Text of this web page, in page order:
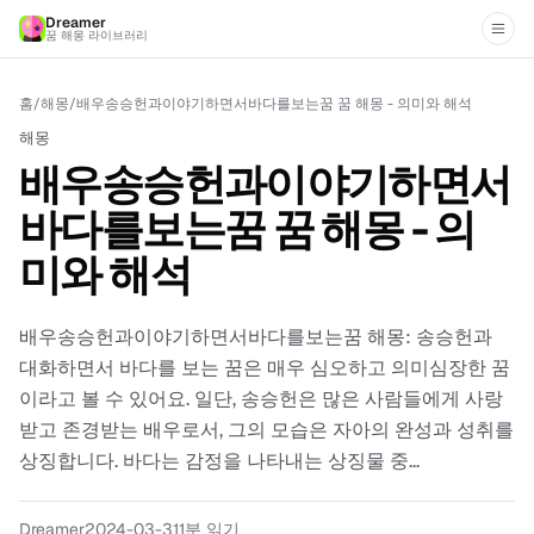
Dreamer
꿈 해몽 라이브러리
홈/해몽/배우송승헌과이야기하면서바다를보는꿈 꿈 해몽 - 의미와 해석
해몽
배우송승헌과이야기하면서
바다를보는꿈 꿈 해몽 - 의
미와 해석
배우송승헌과이야기하면서바다를보는꿈 해몽: 송승헌과
대화하면서 바다를 보는 꿈은 매우 심오하고 의미심장한 꿈
이라고 볼 수 있어요. 일단, 송승헌은 많은 사람들에게 사랑
받고 존경받는 배우로서, 그의 모습은 자아의 완성과 성취를
상징합니다. 바다는 감정을 나타내는 상징물 중...
Dreamer2024-03-311분 읽기